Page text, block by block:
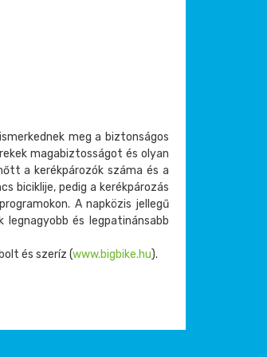
meg a biztonságos
magabiztosságot és olyan
a kerékpározók száma és a
biciklije, pedig a kerékpározás
A napközis jellegű
és legpatinánsabb
és szeríz (www.bigbike.hu).